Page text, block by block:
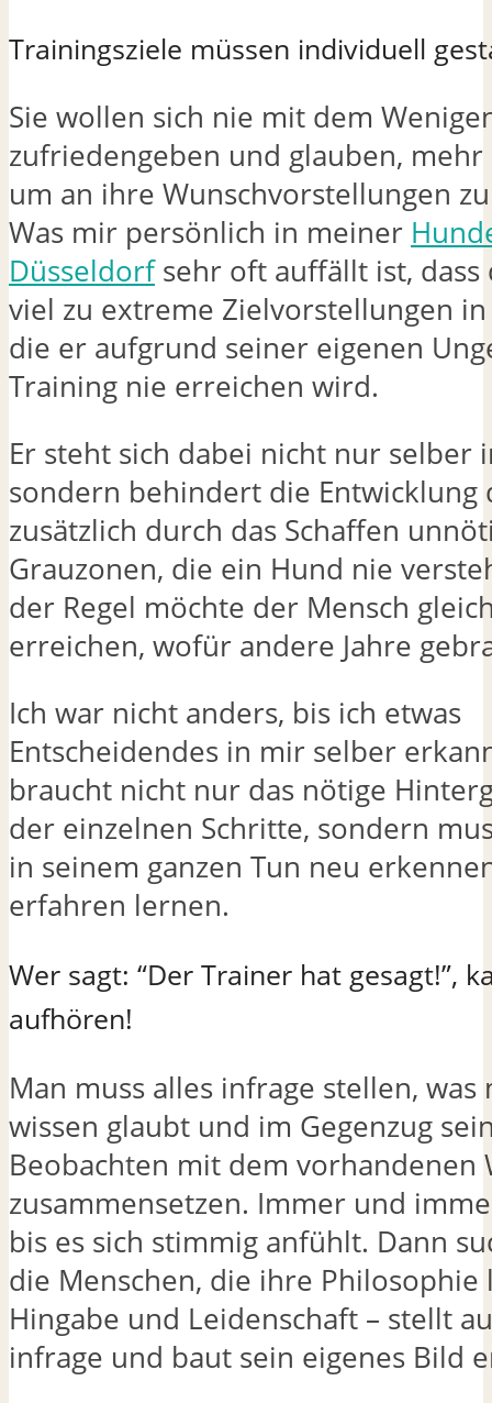
Trainingsziele müssen individuell
Sie wollen sich nie mit dem
zufriedengeben und glauben,
um an ihre Wunschvorstellungen
Was mir persönlich in meiner
Düsseldorfsehr oft auffällt ist, dass
viel zu extreme Zielvorstellungen
die er aufgrund seiner eigenen
Training nie erreichen wird.
Er steht sich dabei nicht nur selber
sondern behindert die Entwicklung
zusätzlich durch das Schaffen
Grauzonen, die ein Hund nie
der Regel möchte der Mensch
erreichen, wofür andere Jahre
Ich war nicht anders, bis ich etwas
Entscheidendes in mir selber
braucht nicht nur das nötige
der einzelnen Schritte, sondern
in seinem ganzen Tun neu
erfahren lernen.
Wer sagt: “Der Trainer hat gesagt!”,
aufhören!
Man muss alles infrage stellen, was
wissen glaubt und im Gegenzug
Beobachten mit dem vorhandenen
zusammensetzen. Immer und
bis es sich stimmig anfühlt. Dann
die Menschen, die ihre Philosophie
Hingabe und Leidenschaft – stellt
infrage und baut sein eigenes Bild